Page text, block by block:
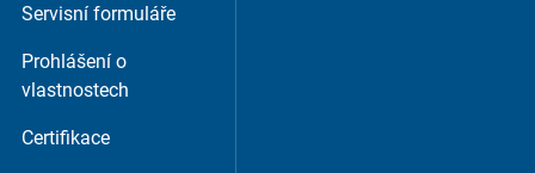
Servisní formuláře
Prohlášení o
vlastnostech
Certifikace